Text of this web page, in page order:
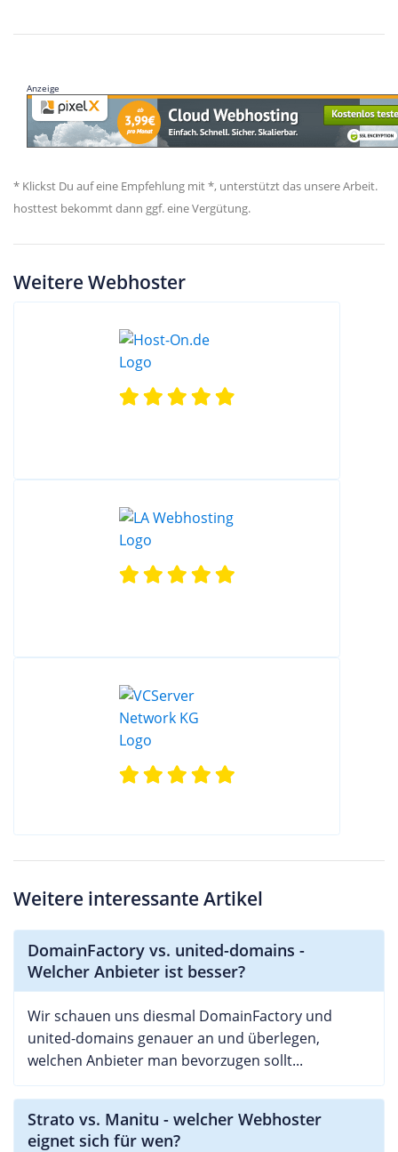
Anzeige
* Klickst Du auf eine Empfehlung mit *, unterstützt das unsere Arbeit.
hosttest bekommt dann ggf. eine Vergütung.
Weitere Webhoster
Weitere interessante Artikel
DomainFactory vs. united-domains -
Welcher Anbieter ist besser?
Wir schauen uns diesmal DomainFactory und
united-domains genauer an und überlegen,
welchen Anbieter man bevorzugen sollt...
Strato vs. Manitu - welcher Webhoster
eignet sich für wen?